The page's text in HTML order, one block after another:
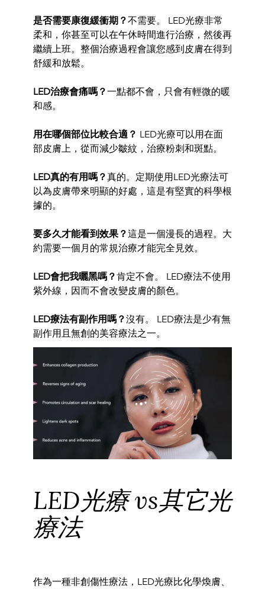
是否需要康復緩衝期？不需要。 LED光療非常
柔和，你甚至可以在午休時間進行治療，然後再
繼續上班。整個治療過程會讓您感到皮膚在得到
舒緩和放鬆。
LED治療會痛嗎？一點都不會，只會有輕微的暖
和感。
用在哪個部位比較合適？ LED光療可以用在面
部皮膚上，從而減少皺紋，治療粉刺和斑點。
LED真的有用嗎？真的。 定期使用LED光療法可
以為皮膚帶來明顯的好處， 這是有堅實的科學根
據的。
要多久才能看到效果？這是一個漫長的過程。 大
約需要一個月的常規治療才能完全見效。
LED會把我曬黑嗎？肯定不會。 LED療法不使用
紫外線，因而不會改變皮膚的顏色。
LED療法有副作用嗎？沒有。 LED療法是少有無
副作用且無創的美容療法之一。
LED光療 vs其它光
療法
作為一種非創傷性療法，LED光療比化學煥膚、